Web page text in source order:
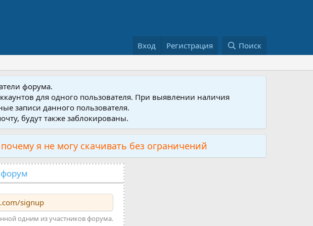
Вход Регистрация Поиск
форума.
для одного пользователя. При выявлении наличия
записи данного пользователя.
будут также заблокированы.
я не могу скачивать без ограничений
signup
одним из участников форума.